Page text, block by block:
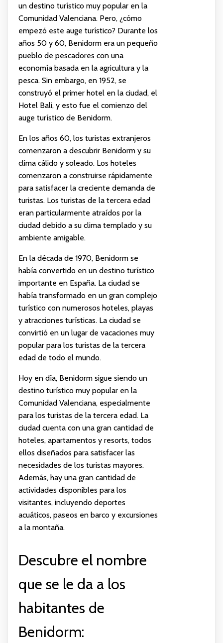
un destino turístico muy popular en la
Comunidad Valenciana. Pero, ¿cómo
empezó este auge turístico? Durante los
años 50 y 60, Benidorm era un pequeño
pueblo de pescadores con una
economía basada en la agricultura y la
pesca. Sin embargo, en 1952, se
construyó el primer hotel en la ciudad, el
Hotel Bali, y esto fue el comienzo del
auge turístico de Benidorm.
En los años 60, los turistas extranjeros
comenzaron a descubrir Benidorm y su
clima cálido y soleado. Los hoteles
comenzaron a construirse rápidamente
para satisfacer la creciente demanda de
turistas. Los turistas de la tercera edad
eran particularmente atraídos por la
ciudad debido a su clima templado y su
ambiente amigable.
En la década de 1970, Benidorm se
había convertido en un destino turístico
importante en España. La ciudad se
había transformado en un gran complejo
turístico con numerosos hoteles, playas
y atracciones turísticas. La ciudad se
convirtió en un lugar de vacaciones muy
popular para los turistas de la tercera
edad de todo el mundo.
Hoy en día, Benidorm sigue siendo un
destino turístico muy popular en la
Comunidad Valenciana, especialmente
para los turistas de la tercera edad. La
ciudad cuenta con una gran cantidad de
hoteles, apartamentos y resorts, todos
ellos diseñados para satisfacer las
necesidades de los turistas mayores.
Además, hay una gran cantidad de
actividades disponibles para los
visitantes, incluyendo deportes
acuáticos, paseos en barco y excursiones
a la montaña.
Descubre el nombre
que se le da a los
habitantes de
Benidorm: